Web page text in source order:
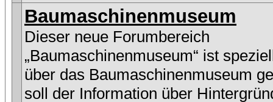
Baumaschinenmuseum
Dieser neue Forumbereich
„Baumaschinenmuseum“ ist
über das Baumaschinenmuseum
soll der Information über